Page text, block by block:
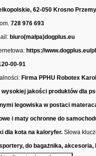
62-050 Krosno
728 976 693
biuro(małpa)dogplus.eu
https://www.dogplus.eu/
00-91
Firma PPHU Robotex
jakości produktów dla
legowiska w postaci
i maty ochronne do
dla kota na kaloryfer. Słowa
do bagażnika, akcesoria,